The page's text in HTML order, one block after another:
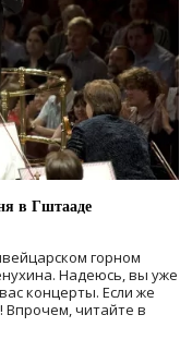
в Гштааде
горном
Надеюсь, вы уже
концерты. Если же
Впрочем, читайте в